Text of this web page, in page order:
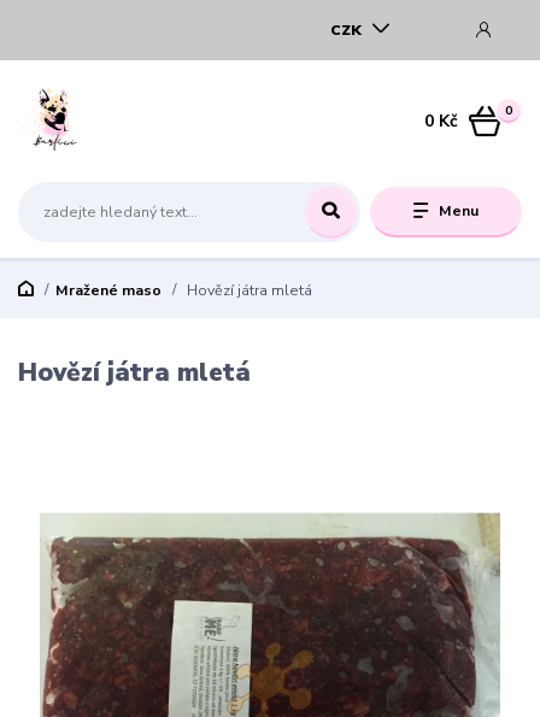
Menu
CZK
0
0 Kč
Mražené maso Hovězí játra mletá
Hovězí játra mletá